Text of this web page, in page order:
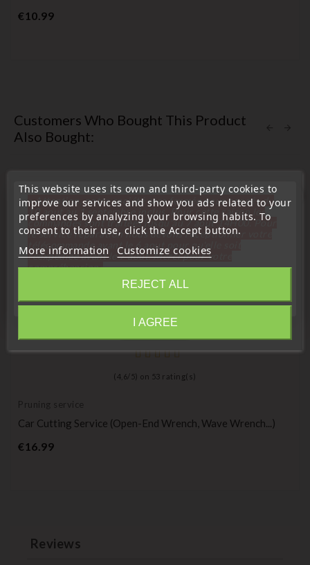
€10.99Price
Customers Who Bought This Product
Also Bought:
( 4,6/ 5) on 53 rating(s)
Pruning service
Car Cutting Service (open-End Wrench, Wave Wrench...)
€16.99Price
favorite_border
Reviews
This website uses its own and third-party cookies to
improve our services and show you ads related to your
preferences by analyzing your browsing habits. To
consent to their use, click the Accept button.
More information Customize cookies
REJECT ALL
I AGREE
« Attention, notre société sera fermée pour congés du
10 aout au 1 septembre inclus. Pour cette raison les
commandes sont traitées jusqu'au 7 aout 14H00. Pour
le service réparation nous devons réceptionner votre
télécommande avant le 6 aout pour qu'elle soit
réexpédiée avant le 7 aout. Merci pour votre
compréhension»
Close
Information